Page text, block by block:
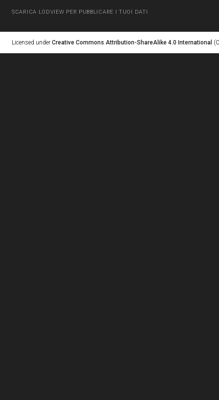
SCARICA LODVIEW PER PUBBLICARE I TUOI DATI
Licensed under Creative Commons Attribution-ShareAlike 4.0 International